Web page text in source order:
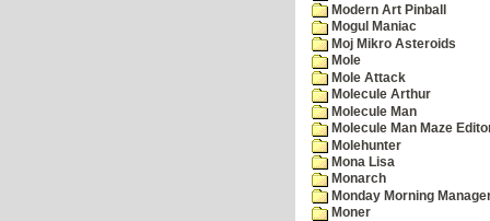
Modern Art Pinball
Mogul Maniac
Moj Mikro Asteroids
Mole
Mole Attack
Molecule Arthur
Molecule Man
Molecule Man Maze
Molehunter
Mona Lisa
Monarch
Monday Morning
Moner